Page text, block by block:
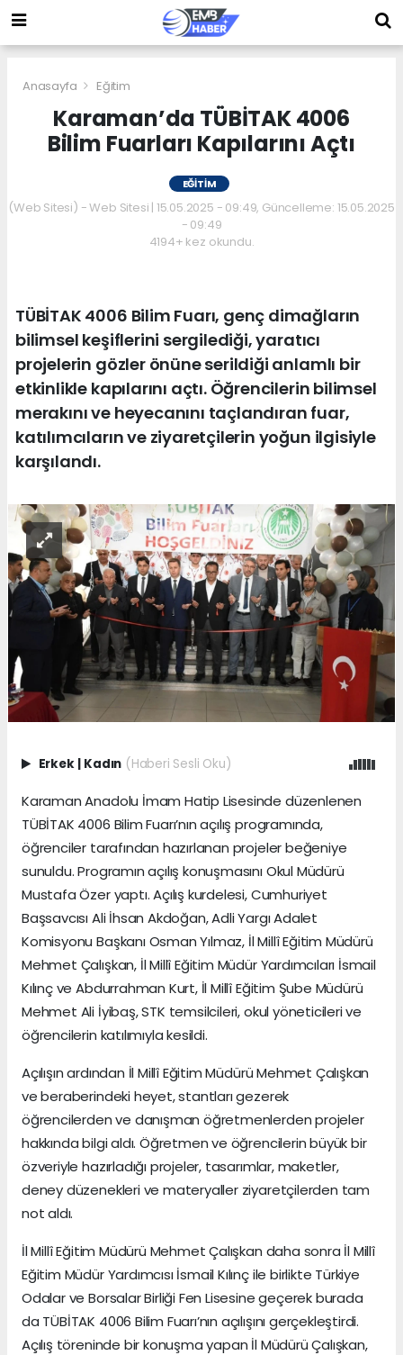
Anasayfa Eğitim
Karaman’da TÜBİTAK 4006
Bilim Fuarları Kapılarını Açtı
EĞITIM
(Web Sitesi) - Web Sitesi | 15.05.2025 - 09:49, Güncelleme: 15.05.2025
- 09:49
4194+ kez okundu.
TÜBİTAK 4006 Bilim Fuarı, genç dimağların
bilimsel keşiflerini sergilediği, yaratıcı
projelerin gözler önüne serildiği anlamlı bir
etkinlikle kapılarını açtı. Öğrencilerin bilimsel
merakını ve heyecanını taçlandıran fuar,
katılımcıların ve ziyaretçilerin yoğun ilgisiyle
karşılandı.
Erkek | Kadın (Haberi Sesli Oku)
Karaman Anadolu İmam Hatip Lisesinde düzenlenen
TÜBİTAK 4006 Bilim Fuarı’nın açılış programında,
öğrenciler tarafından hazırlanan projeler beğeniye
sunuldu. Programın açılış konuşmasını Okul Müdürü
Mustafa Özer yaptı. Açılış kurdelesi, Cumhuriyet
Başsavcısı Ali İhsan Akdoğan, Adli Yargı Adalet
Komisyonu Başkanı Osman Yılmaz, İl Millî Eğitim Müdürü
Mehmet Çalışkan, İl Millî Eğitim Müdür Yardımcıları İsmail
Kılınç ve Abdurrahman Kurt, İl Millî Eğitim Şube Müdürü
Mehmet Ali İyibaş, STK temsilcileri, okul yöneticileri ve
öğrencilerin katılımıyla kesildi.
Açılışın ardından İl Millî Eğitim Müdürü Mehmet Çalışkan
ve beraberindeki heyet, stantları gezerek
öğrencilerden ve danışman öğretmenlerden projeler
hakkında bilgi aldı. Öğretmen ve öğrencilerin büyük bir
özveriyle hazırladığı projeler, tasarımlar, maketler,
deney düzenekleri ve materyaller ziyaretçilerden tam
not aldı.
İl Millî Eğitim Müdürü Mehmet Çalışkan daha sonra İl Millî
Eğitim Müdür Yardımcısı İsmail Kılınç ile birlikte Türkiye
Odalar ve Borsalar Birliği Fen Lisesine geçerek burada
da TÜBİTAK 4006 Bilim Fuarı’nın açılışını gerçekleştirdi.
Açılış töreninde bir konuşma yapan İl Müdürü Çalışkan,